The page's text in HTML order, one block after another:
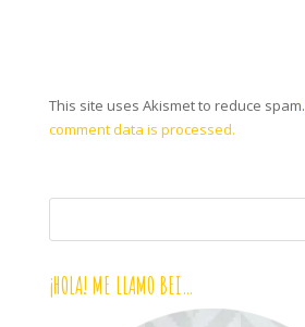
This site uses Akismet to reduce spam.
comment data is processed.
¡HOLA! ME LLAMO BEI…